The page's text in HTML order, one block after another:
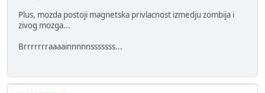
Plus, mozda postoji magnetska privlacnost izmedju zombija i
zivog mozga...
Brrrrrrraaaainnnnnsssssss...